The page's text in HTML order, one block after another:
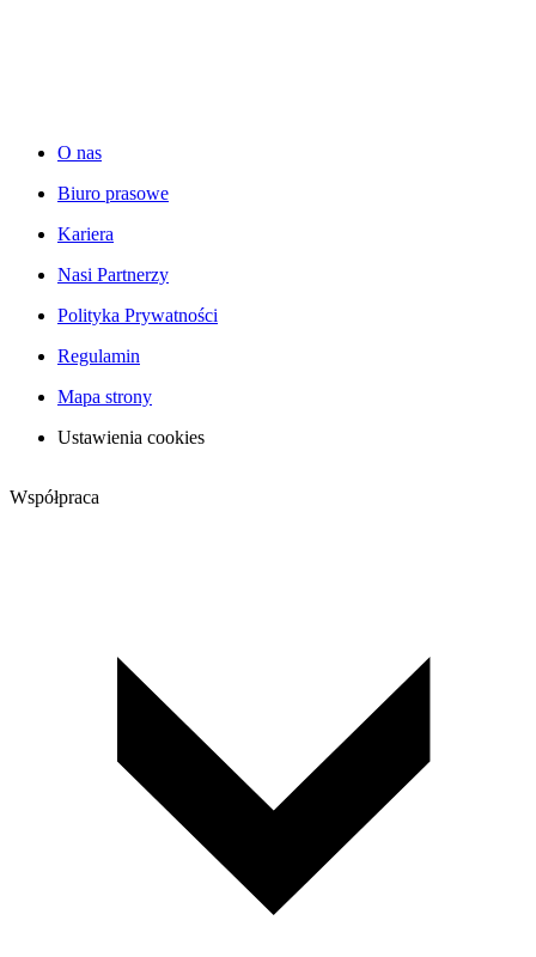
O nas
Biuro prasowe
Kariera
Nasi Partnerzy
Polityka Prywatności
Regulamin
Mapa strony
Ustawienia cookies
Współpraca